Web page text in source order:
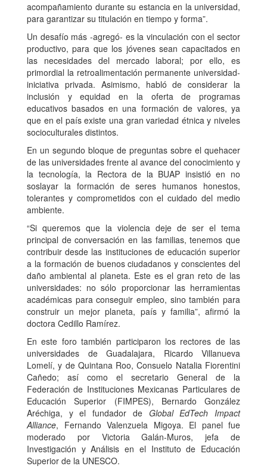
acompañamiento durante su estancia en la universidad,
para garantizar su titulación en tiempo y forma”.
Un desafío más -agregó- es la vinculación con el sector
productivo, para que los jóvenes sean capacitados en
las necesidades del mercado laboral; por ello, es
primordial la retroalimentación permanente universidad-
iniciativa privada. Asimismo, habló de considerar la
inclusión y equidad en la oferta de programas
educativos basados en una formación de valores, ya
que en el país existe una gran variedad étnica y niveles
socioculturales distintos.
En un segundo bloque de preguntas sobre el quehacer
de las universidades frente al avance del conocimiento y
la tecnología, la Rectora de la BUAP insistió en no
soslayar la formación de seres humanos honestos,
tolerantes y comprometidos con el cuidado del medio
ambiente.
“Si queremos que la violencia deje de ser el tema
principal de conversación en las familias, tenemos que
contribuir desde las instituciones de educación superior
a la formación de buenos ciudadanos y conscientes del
daño ambiental al planeta. Este es el gran reto de las
universidades: no sólo proporcionar las herramientas
académicas para conseguir empleo, sino también para
construir un mejor planeta, país y familia”, afirmó la
doctora Cedillo Ramírez.
En este foro también participaron los rectores de las
universidades de Guadalajara, Ricardo Villanueva
Lomelí, y de Quintana Roo, Consuelo Natalia Fiorentini
Cañedo; así como el secretario General de la
Federación de Instituciones Mexicanas Particulares de
Educación Superior (FIMPES), Bernardo González
Aréchiga, y el fundador de Global EdTech Impact
Alliance, Fernando Valenzuela Migoya. El panel fue
moderado por Victoria Galán-Muros, jefa de
Investigación y Análisis en el Instituto de Educación
Superior de la UNESCO.